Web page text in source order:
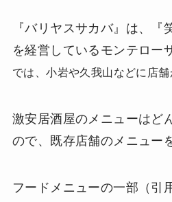
『バリヤスサカバ』は、『
を経営しているモンテロー
では、小岩や久我山などに店舗
激安居酒屋のメニューはど
ので、既存店舗のメニュー
フードメニューの一部（引